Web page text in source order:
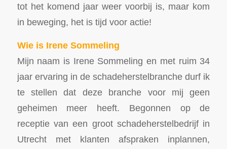
tot het komend jaar weer voorbij is, maar kom
in beweging, het is tijd voor actie!
Wie is Irene Sommeling
Mijn naam is Irene Sommeling en met ruim 34
jaar ervaring in de schadeherstelbranche durf ik
te stellen dat deze branche voor mij geen
geheimen meer heeft. Begonnen op de
receptie van een groot schadeherstelbedrijf in
Utrecht met klanten afspraken inplannen,